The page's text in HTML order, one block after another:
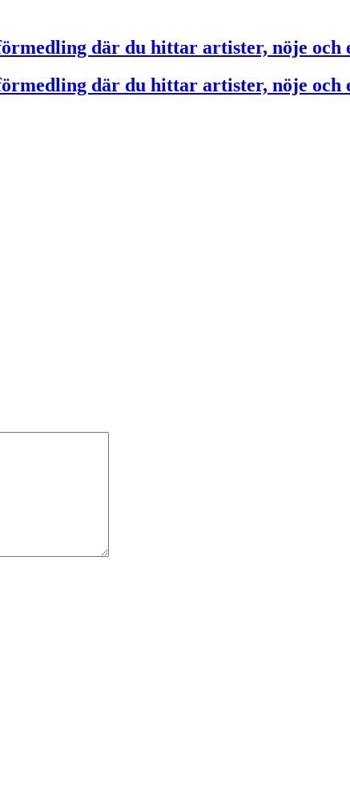
där du hittar artister, nöje och
där du hittar artister, nöje och